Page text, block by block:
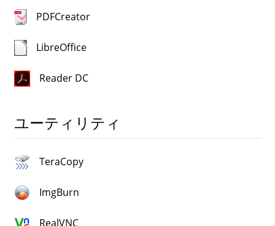
PDFCreator
LibreOffice
Reader DC
ユーティリティ
TeraCopy
ImgBurn
RealVNC